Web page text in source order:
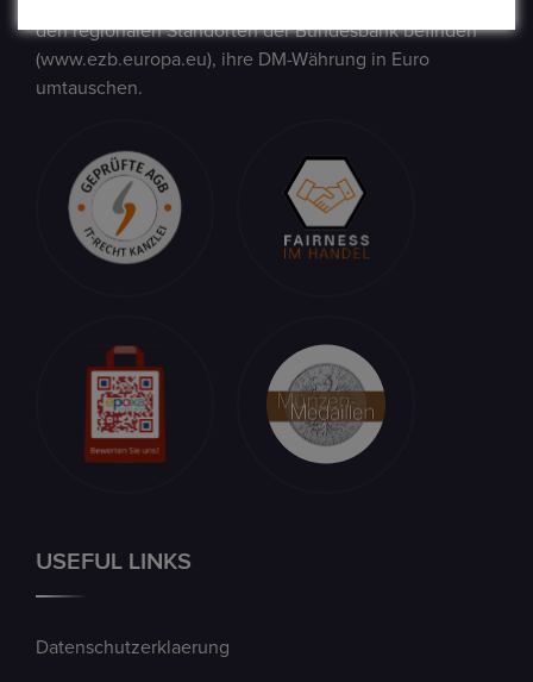
den regionalen Standorten der Bundesbank befinden
(www.ezb.europa.eu), ihre DM-Währung in Euro
umtauschen.
USEFUL LINKS
Datenschutzerklaerung